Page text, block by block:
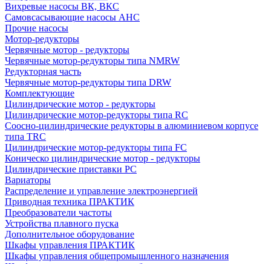
Вихревые насосы ВК, ВКС
Самовсасывающие насосы АНС
Прочие насосы
Мотор-редукторы
Червячные мотор - редукторы
Червячные мотор-редукторы типа NMRW
Редукторная часть
Червячные мотор-редукторы типа DRW
Комплектующие
Цилиндрические мотор - редукторы
Цилиндрические мотор-редукторы типа RC
Соосно-цилиндрические редукторы в алюминиевом корпусе
типа TRC
Цилиндрические мотор-редукторы типа FC
Коническо цилиндрические мотор - редукторы
Цилиндрические приставки PC
Вариаторы
Распределение и управление электроэнергией
Приводная техника ПРАКТИК
Преобразователи частоты
Устройства плавного пуска
Дополнительное оборудование
Шкафы управления ПРАКТИК
Шкафы управления общепромышленного назначения